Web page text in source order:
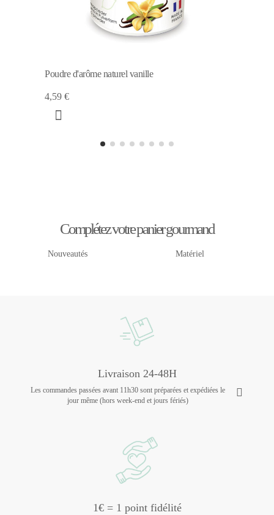
Poudre d'arôme naturel vanille
4,59 €
Complétez votre panier gourmand
Nouveautés Matériel
Livraison 24-48H
Les commandes passées avant 11h30 sont préparées et expédiées le
jour même (hors week-end et jours fériés)
1€ = 1 point fidélité